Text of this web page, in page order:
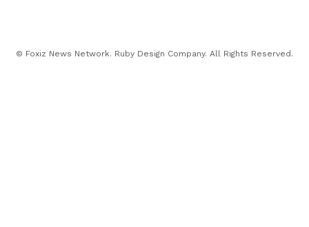
© Foxiz News Network. Ruby Design Company. All Rights Reserved.